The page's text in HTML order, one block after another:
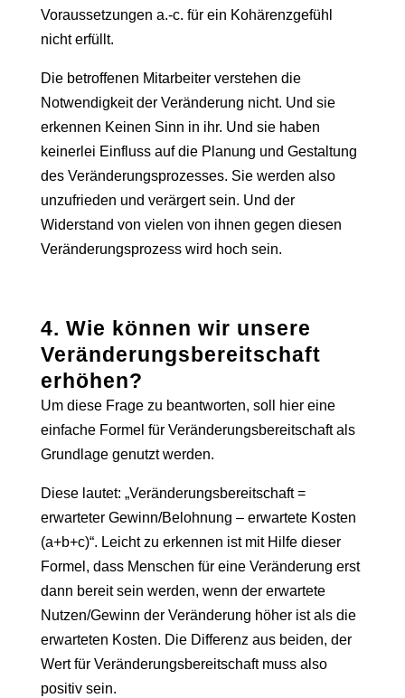
Voraussetzungen a.-c. für ein Kohärenzgefühl
nicht erfüllt.
Die betroffenen Mitarbeiter verstehen die
Notwendigkeit der Veränderung nicht. Und sie
erkennen Keinen Sinn in ihr. Und sie haben
keinerlei Einfluss auf die Planung und Gestaltung
des Veränderungsprozesses. Sie werden also
unzufrieden und verärgert sein. Und der
Widerstand von vielen von ihnen gegen diesen
Veränderungsprozess wird hoch sein.
4. Wie können wir unsere
Veränderungsbereitschaft
erhöhen?
Um diese Frage zu beantworten, soll hier eine
einfache Formel für Veränderungsbereitschaft als
Grundlage genutzt werden.
Diese lautet: „Veränderungsbereitschaft =
erwarteter Gewinn/Belohnung – erwartete Kosten
(a+b+c)“. Leicht zu erkennen ist mit Hilfe dieser
Formel, dass Menschen für eine Veränderung erst
dann bereit sein werden, wenn der erwartete
Nutzen/Gewinn der Veränderung höher ist als die
erwarteten Kosten. Die Differenz aus beiden, der
Wert für Veränderungsbereitschaft muss also
positiv sein.